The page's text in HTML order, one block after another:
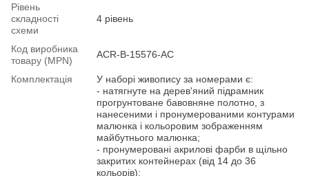
Рівень
складності
схеми
4 рівень
Код виробника
товару (MPN)
ACR-B-15576-AC
Комплектація
У наборі живопису за номерами є:
- натягнуте на дерев'яний підрамник
прогрунтоване бавовняне полотно, з
нанесеними і пронумерованими контурами
малюнка і кольоровим зображенням
майбутнього малюнка;
- пронумеровані акрилові фарби в щільно
закритих контейнерах (від 14 до 36
кольорів);